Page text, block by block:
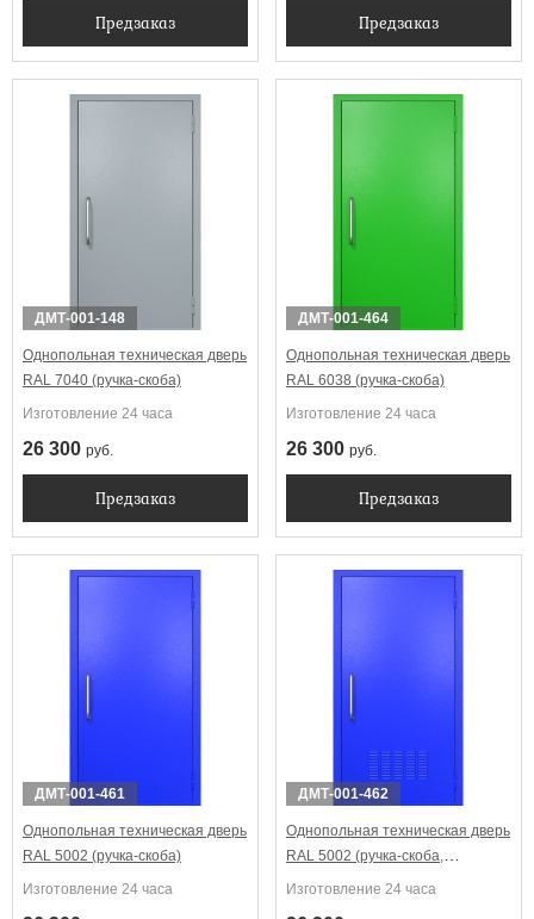
Предзаказ Предзаказ
ДМТ-001-148
Однопольная техническая дверь
RAL 7040 (ручка-скоба)
Изготовление 24 часа
26 300 руб.
Предзаказ
ДМТ-001-464
Однопольная техническая дверь
RAL 6038 (ручка-скоба)
Изготовление 24 часа
26 300 руб.
Предзаказ
ДМТ-001-461
Однопольная техническая дверь
RAL 5002 (ручка-скоба)
Изготовление 24 часа
ДМТ-001-462
Однопольная техническая дверь
RAL 5002 (ручка-скоба,
вентиляция)
Изготовление 24 часа